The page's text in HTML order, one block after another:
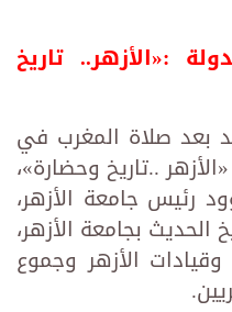
:«الأزهر.. تاريخ
بعد صلاة المغرب في
..تاريخ وحضارة»،
رئيس جامعة الأزهر،
الحديث بجامعة الأزهر،
الأزهر وجموع